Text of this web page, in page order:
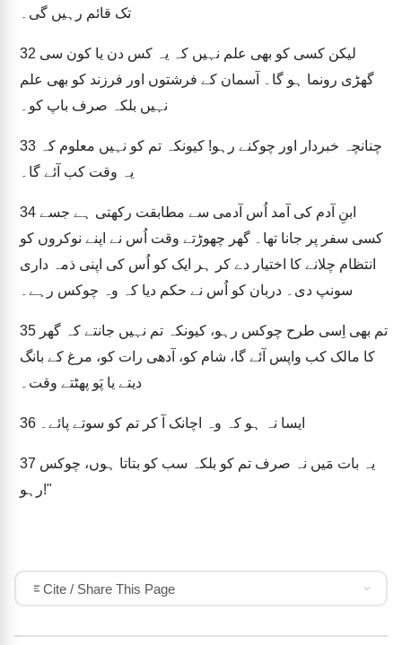
تک قائم رہیں گی۔
32
گھڑی رونما ہو گا۔ آسمان کے فرشتوں اور فرزند کو بھی علم
نہیں بلکہ صرف باپ کو۔
33
یہ وقت کب آئے گا۔
34
کسی سفر پر جانا تھا۔ گھر چھوڑتے وقت اُس نے اپنے نوکروں کو
انتظام چلانے کا اختیار دے کر ہر ایک کو اُس کی اپنی ذمہ داری
سونپ دی۔ دربان کو اُس نے حکم دیا کہ وہ چوکس رہے۔
35
کا مالک کب واپس آئے گا، شام کو، آدھی رات کو، مرغ کے بانگ
دیتے یا پَو پھٹتے وقت۔
36 ایسا نہ ہو کہ وہ اچانک آ کر تم کو سوتے پائے۔
37
رہو!"
Cite / Share This Page